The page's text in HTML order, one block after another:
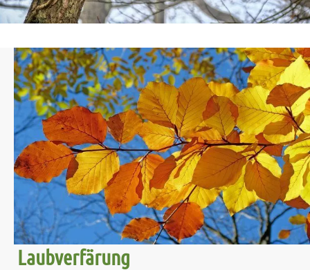
Laubverfärung